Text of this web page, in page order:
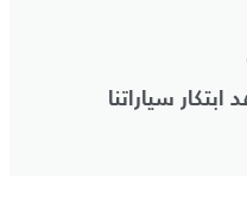
سياراتنا